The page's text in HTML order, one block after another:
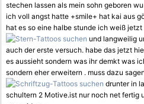
stechen lassen als mein sohn geboren
ich voll angst hatte +smile+ hat kai aus
hat es so eine halbe stunde ich weiß
und langweilig
auch der erste versuch. habe das jetzt
es aussieht sondern was ihr demkt was
sondern eher erweitern . muss dazu
drunter in
schultern 2 Motive.ist nur noch net fertig